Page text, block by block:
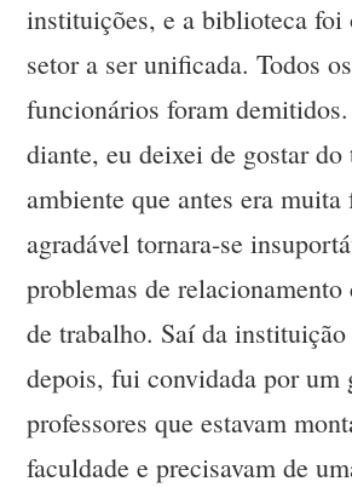
instituições, e a biblioteca
setor a ser unificada. Todos
funcionários foram
diante, eu deixei de gostar
ambiente que antes era
agradável tornara-se
problemas de
de trabalho. Saí da
depois, fui convidada por um
professores que estavam
faculdade e precisavam de